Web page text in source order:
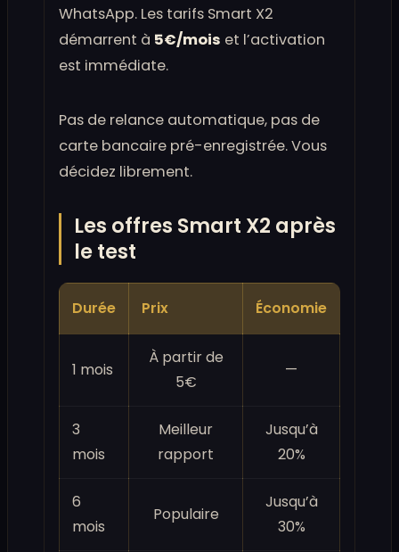
WhatsApp. Les tarifs Smart X2
démarrent à 5€/mois et l’activation
est immédiate.
Pas de relance automatique, pas de
carte bancaire pré-enregistrée. Vous
décidez librement.
Les offres Smart X2 après
le test
Durée Prix Économie
1 mois
À partir de
5€
—
3
mois
Meilleur
rapport
Jusqu’à
20%
6
mois
Populaire
Jusqu’à
30%